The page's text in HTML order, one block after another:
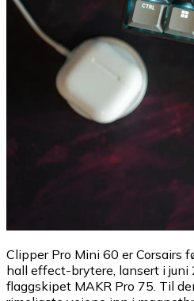
Clipper Pro Mini 60 er Corsairs
hall effect-brytere, lansert i
flaggskipet MAKR Pro 75. Til